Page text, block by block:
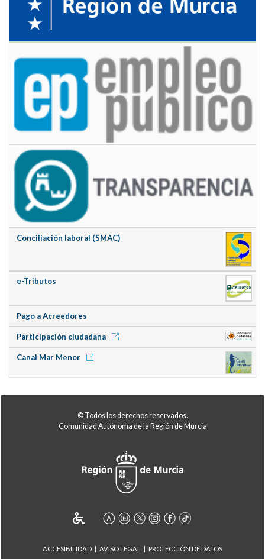
Conciliación laboral (SMAC)
e-Tributos
Pago a Acreedores
Participación ciudadana
Canal Mar Menor
© Todos los derechos reservados.
Comunidad Autónoma de la Región de Murcia
ACCESIBILIDAD AVISO LEGAL PROTECCIÓN DE DATOS